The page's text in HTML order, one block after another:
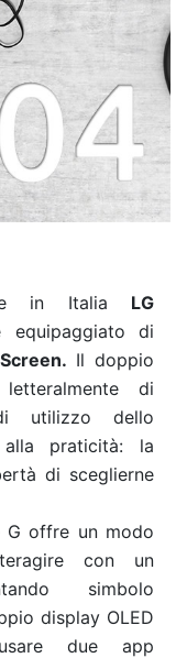
in Italia
LG
equipaggiato di
Il doppio
di
utilizzo dello
alla praticità: la
di sceglierne
G offre un modo
con un
simbolo
display OLED
due app